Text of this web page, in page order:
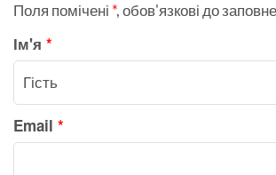
Поля помічені *, обов'язкові до
Ім'я *
Email *